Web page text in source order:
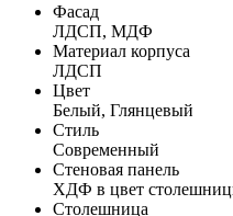
Фасад
ЛДСП, МДФ
Материал корпуса
ЛДСП
Цвет
Белый, Глянцевый
Стиль
Современный
Стеновая панель
ХДФ в цвет
Столешница